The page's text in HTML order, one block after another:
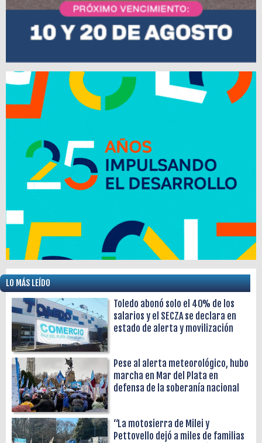
LO MÁS LEÍDO
Toledo abonó solo el 40% de los
salarios y el SECZA se declara en
estado de alerta y movilización
Pese al alerta meteorológico, hubo
marcha en Mar del Plata en
defensa de la soberanía nacional
“La motosierra de Milei y
Pettovello dejó a miles de familias